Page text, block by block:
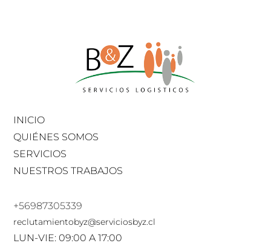
INICIO
QUIÉNES SOMOS
SERVICIOS
NUESTROS TRABAJOS
+56987305339
reclutamientobyz@serviciosbyz.cl
LUN-VIE: 09:00 A 17:00